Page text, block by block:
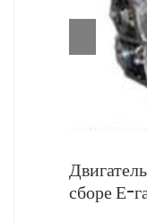
сборе Е-